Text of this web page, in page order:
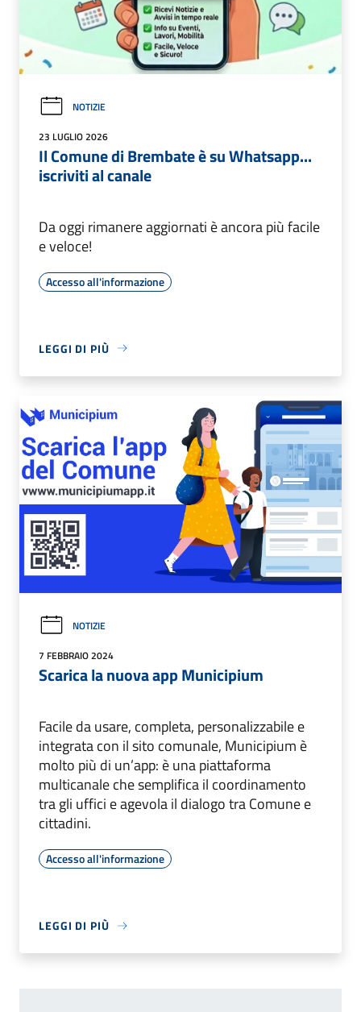
NOTIZIE
23 LUGLIO 2026
Il Comune di Brembate è su Whatsapp...
iscriviti al canale
Da oggi rimanere aggiornati è ancora più facile
e veloce!
Accesso all'informazione
LEGGI DI PIÙ
NOTIZIE
7 FEBBRAIO 2024
Scarica la nuova app Municipium
Facile da usare, completa, personalizzabile e
integrata con il sito comunale, Municipium è
molto più di un’app: è una piattaforma
multicanale che semplifica il coordinamento
tra gli uffici e agevola il dialogo tra Comune e
cittadini.
Accesso all'informazione
LEGGI DI PIÙ